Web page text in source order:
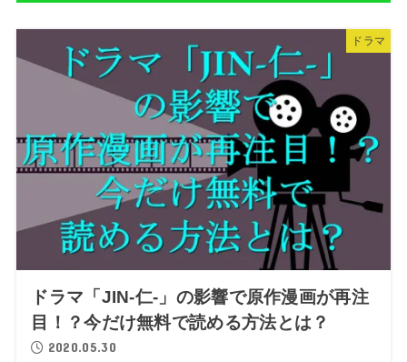
ドラマ
ドラマ「JIN-仁-」の影響で原作漫画が再注
目！？今だけ無料で読める方法とは？
2020.05.30